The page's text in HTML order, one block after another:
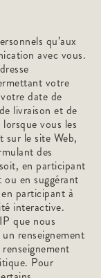
qu’aux
avec vous.
votre
date de
livraison et de
vous les
sur le site Web,
des
en participant
en suggérant
participant à
interactive.
que nous
renseignement
Pour